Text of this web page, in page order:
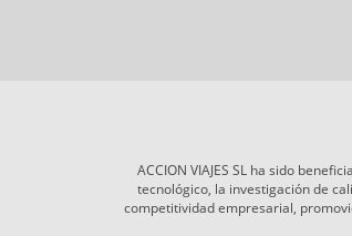
ACCION VIAJES SL ha sido
tecnológico, la investigación de
competitividad empresarial,